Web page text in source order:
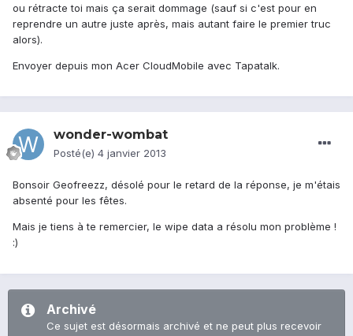
ou rétracte toi mais ça serait dommage (sauf si c'est pour en
reprendre un autre juste après, mais autant faire le premier truc
alors).
Envoyer depuis mon Acer CloudMobile avec Tapatalk.
wonder-wombat
Posté(e) 4 janvier 2013
Bonsoir Geofreezz, désolé pour le retard de la réponse, je m'étais
absenté pour les fêtes.
Mais je tiens à te remercier, le wipe data a résolu mon problème !
:)
Archivé
Ce sujet est désormais archivé et ne peut plus recevoir